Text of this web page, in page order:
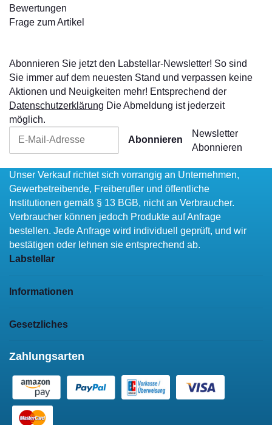
Bewertungen
Frage zum Artikel
Abonnieren Sie jetzt den Labstellar-Newsletter! So sind
Sie immer auf dem neuesten Stand und verpassen keine
Aktionen und Neuigkeiten mehr! Entsprechend der
Datenschutzerklärung Die Abmeldung ist jederzeit
möglich.
Abonnieren
Newsletter
Abonnieren
Unser Verkauf richtet sich vorrangig an Unternehmen,
Gewerbetreibende, Freiberufler und öffentliche
Institutionen gemäß § 13 BGB, nicht an Verbraucher.
Verbraucher können jedoch Produkte auf Anfrage
bestellen. Jede Anfrage wird individuell geprüft, und wir
bestätigen oder lehnen sie entsprechend ab.
Labstellar
Informationen
Gesetzliches
Zahlungsarten